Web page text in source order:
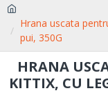
Hrana uscata
pui, 350G
HRANA
KITTIX, CU